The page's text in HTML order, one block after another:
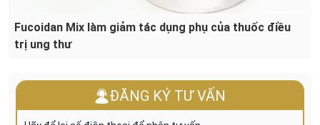
Fucoidan Mix làm giảm tác dụng phụ của thuốc điều
trị ung thư
ĐĂNG KÝ TƯ VẤN